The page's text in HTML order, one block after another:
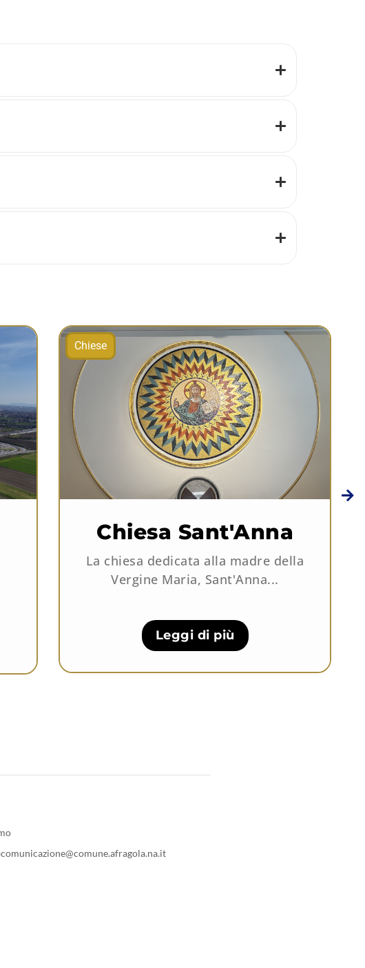
Chiese
Chiesa Sant'Anna
La chiesa dedicata alla madre della
Vergine Maria, Sant'Anna...
Leggi di più